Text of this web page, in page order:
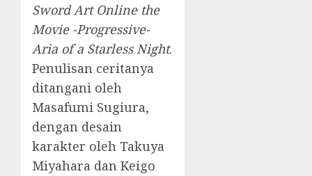
Sword Art Online the
Movie -Progressive-
Aria of a Starless Night.
Penulisan ceritanya
ditangani oleh
Masafumi Sugiura,
dengan desain
karakter oleh Takuya
Miyahara dan Keigo